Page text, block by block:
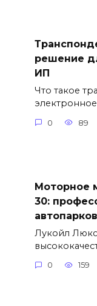
решение
ИП
Что такое
0 89
Моторное
30:
автопарков
Лукойл
0 159